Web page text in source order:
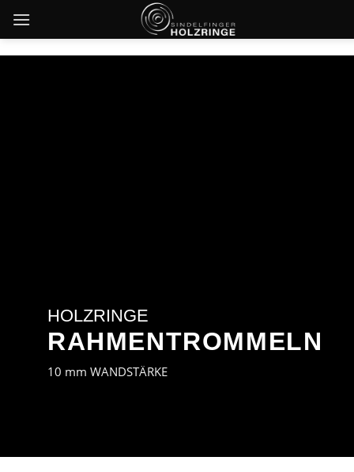
HOLZRINGE
RAHMENTROMMELN
10 mm WANDSTÄRKE